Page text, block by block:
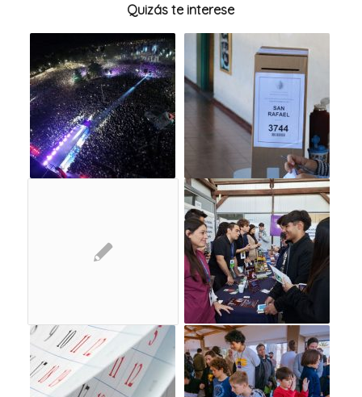
Quizás te interese